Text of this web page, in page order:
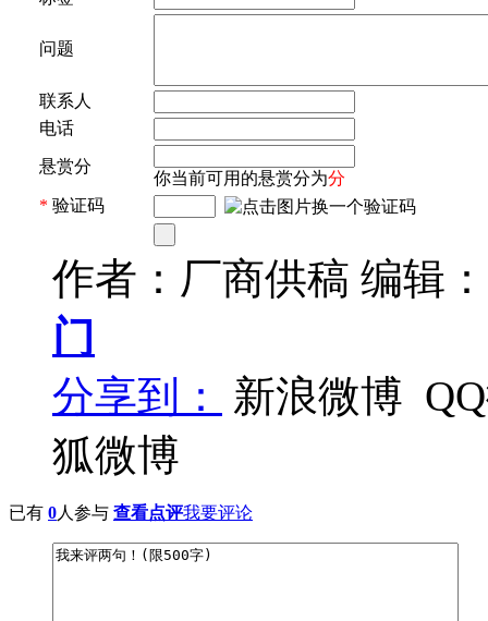
问题
联系人
电话
悬赏分
你当前可用的悬赏分为分
* 验证码
作者：厂商供稿 编辑
门
分享到：
新浪微博
狐微博
已有 0人参与 查看点评我要评论